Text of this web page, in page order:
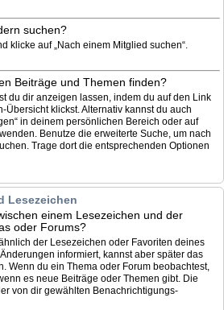
suchen?
klicke auf „Nach einem Mitglied suchen“.
Beiträge und Themen finden?
du dir anzeigen lassen, indem du auf den Link
Übersicht klickst. Alternativ kannst du auch
in deinem persönlichen Bereich oder auf
Benutze die erweiterte Suche, um nach
Trage dort die entsprechenden Optionen
Lesezeichen
einem Lesezeichen und der
oder Forums?
der Lesezeichen oder Favoriten deines
informiert, kannst aber später das
Wenn du ein Thema oder Forum beobachtest,
es neue Beiträge oder Themen gibt. Die
von dir gewählten Benachrichtigungs-